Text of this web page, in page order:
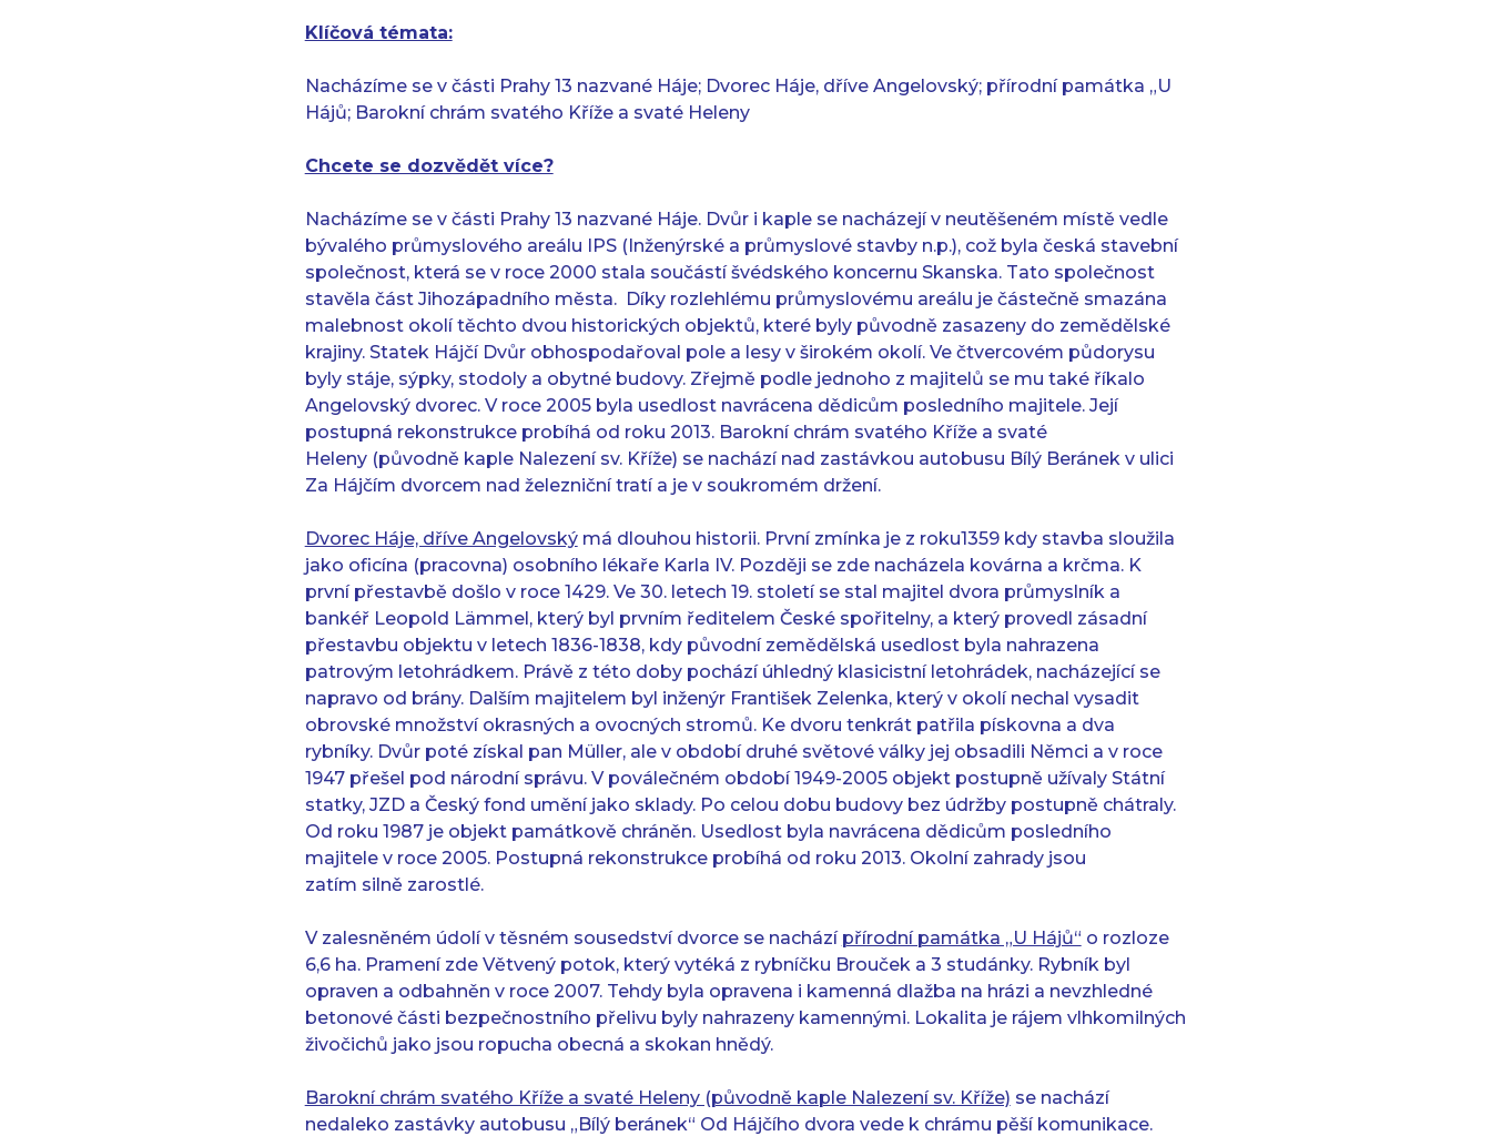
Klíčová témata:
Nacházíme se v části Prahy 13 nazvané Háje; Dvorec Háje, dříve Angelovský; přírodní památka „U
Hájů; Barokní chrám svatého Kříže a svaté Heleny
Chcete se dozvědět více?
Nacházíme se v části Prahy 13 nazvané Háje. Dvůr i kaple se nacházejí v neutěšeném místě vedle
bývalého průmyslového areálu IPS (Inženýrské a průmyslové stavby n.p.), což byla česká stavební
společnost, která se v roce 2000 stala součástí švédského koncernu Skanska. Tato společnost
stavěla část Jihozápadního města. Díky rozlehlému průmyslovému areálu je částečně smazána
malebnost okolí těchto dvou historických objektů, které byly původně zasazeny do zemědělské
krajiny. Statek Hájčí Dvůr obhospodařoval pole a lesy v širokém okolí. Ve čtvercovém půdorysu
byly stáje, sýpky, stodoly a obytné budovy. Zřejmě podle jednoho z majitelů se mu také říkalo
Angelovský dvorec. V roce 2005 byla usedlost navrácena dědicům posledního majitele. Její
postupná rekonstrukce probíhá od roku 2013. Barokní chrám svatého Kříže a svaté
Heleny (původně kaple Nalezení sv. Kříže) se nachází nad zastávkou autobusu Bílý Beránek v ulici
Za Hájčím dvorcem nad železniční tratí a je v soukromém držení.
Dvorec Háje, dříve Angelovskýmá dlouhou historii. První zmínka je z roku1359 kdy stavba sloužila
jako oficína (pracovna) osobního lékaře Karla IV. Později se zde nacházela kovárna a krčma. K
první přestavbě došlo v roce 1429. Ve 30. letech 19. století se stal majitel dvora průmyslník a
bankéř Leopold Lämmel, který byl prvním ředitelem České spořitelny, a který provedl zásadní
přestavbu objektu v letech 1836-1838, kdy původní zemědělská usedlost byla nahrazena
patrovým letohrádkem. Právě z této doby pochází úhledný klasicistní letohrádek, nacházející se
napravo od brány. Dalším majitelem byl inženýr František Zelenka, který v okolí nechal vysadit
obrovské množství okrasných a ovocných stromů. Ke dvoru tenkrát patřila pískovna a dva
rybníky. Dvůr poté získal pan Müller, ale v období druhé světové války jej obsadili Němci a v roce
1947 přešel pod národní správu. V poválečném období 1949-2005 objekt postupně užívaly Státní
statky, JZD a Český fond umění jako sklady. Po celou dobu budovy bez údržby postupně chátraly.
Od roku 1987 je objekt památkově chráněn. Usedlost byla navrácena dědicům posledního
majitele v roce 2005. Postupná rekonstrukce probíhá od roku 2013. Okolní zahrady jsou
zatím silně zarostlé.
V zalesněném údolí v těsném sousedství dvorce se nachází přírodní památka „U Hájů“ o rozloze
6,6 ha. Pramení zde Větvený potok, který vytéká z rybníčku Brouček a 3 studánky. Rybník byl
opraven a odbahněn v roce 2007. Tehdy byla opravena i kamenná dlažba na hrázi a nevzhledné
betonové části bezpečnostního přelivu byly nahrazeny kamennými. Lokalita je rájem vlhkomilných
živočichů jako jsou ropucha obecná a skokan hnědý.
Barokní chrám svatého Kříže a svaté Heleny (původně kaple Nalezení sv. Kříže) se nachází
nedaleko zastávky autobusu „Bílý beránek“ Od Hájčího dvora vede k chrámu pěší komunikace.